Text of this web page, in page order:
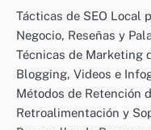
Tácticas de SEO Local
Negocio, Reseñas y
Técnicas de Marketing
Blogging, Videos e
Métodos de Retención
Retroalimentación y